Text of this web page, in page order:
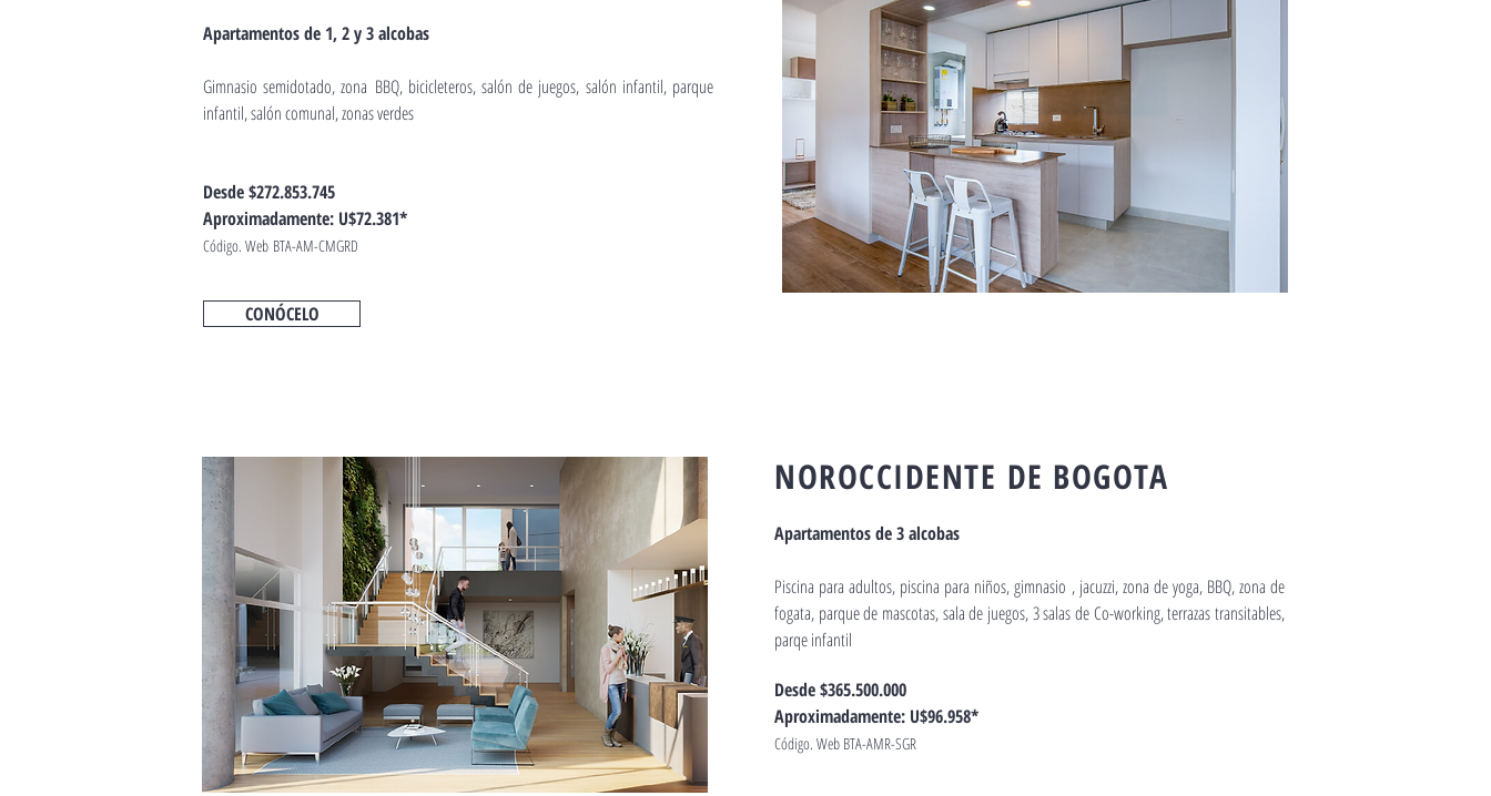
Apartamentos de 1, 2 y 3 alcobas
Gimnasio semidotado, zona BBQ, bicicleteros, salón de juegos, salón infantil, parque
infantil, salón comunal, zonas verdes
Desde $272.853.745
Aproximadamente: U$72.381*
Código. Web BTA-AM-CMGRD
CONÓCELO
NOROCCIDENTE DE BOGOTA
Apartamentos de 3 alcobas
Piscina para adultos, piscina para niños, gimnasio , jacuzzi, zona de yoga, BBQ, zona de
fogata, parque de mascotas, sala de juegos, 3 salas de Co-working, terrazas transitables,
parqe infantil
Desde $365.500.000
Aproximadamente: U$96.958*
Código. Web BTA-AMR-SGR